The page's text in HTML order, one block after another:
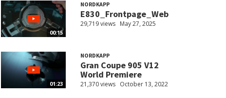
00:15
NORDKAPP
E830_Frontpage_Web
29,719 views May 27, 2025
01:23
NORDKAPP
Gran Coupe 905 V12
World Premiere
21,370 views October 13, 2022